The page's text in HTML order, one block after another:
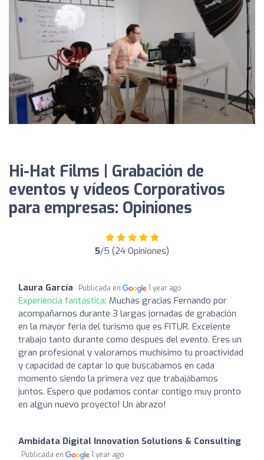
Hi-Hat Films | Grabación de
eventos y vídeos Corporativos
para empresas: Opiniones
5/5 (24 Opiniones)
Laura García Publicada en 1 year ago
Experiencia fantástica: Muchas gracias Fernando por
acompañarnos durante 3 largas jornadas de grabación
en la mayor feria del turismo que es FITUR. Excelente
trabajo tanto durante como después del evento. Eres un
gran profesional y valoramos muchísimo tu proactividad
y capacidad de captar lo que buscábamos en cada
momento siendo la primera vez que trabajábamos
juntos. Espero que podamos contar contigo muy pronto
en algún nuevo proyecto! Un abrazo!
Ambidata Digital Innovation Solutions & Consulting
Publicada en 1 year ago